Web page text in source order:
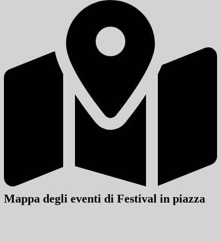
Mappa degli eventi di Festival in piazza